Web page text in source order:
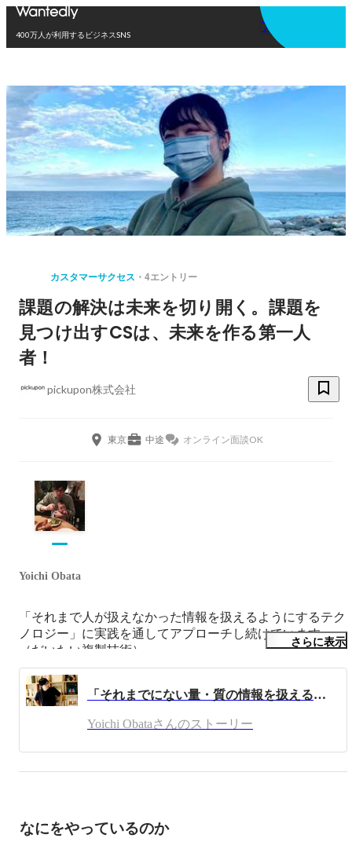
400万人が利用するビジネスSNS
アプリを使う
カスタマーサクセス 4エントリー
課題の解決は未来を切り開く。課題を
見つけ出すCSは、未来を作る第一人
者！
pickupon株式会社
東京 中途 オンライン面談OK
Yoichi Obata
「それまで人が扱えなかった情報を扱えるようにするテク
ノロジー」に実践を通してアプローチし続けています。
（だいたい複製技術）
人と世界の接点・媒介・インターフェースや複製され扱わ
れるものに興味があります。
https://anchor.fm/miraise/episodes/10--pickupon-eiekai/a-a30hjot
さらに表示
「それまでにない量・質の情報を扱えるテクノロジーで新たな地平を切り開く！」モノづくりのはじまりから起業、今後のビジョンまで。
Yoichi Obataさんのストーリー
なにをやっているのか